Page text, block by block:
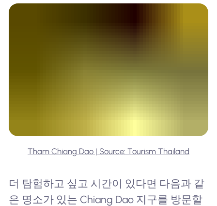
Tham Chiang Dao | Source: Tourism Thailand
더 탐험하고 싶고 시간이 있다면 다음과 같
은 명소가 있는 Chiang Dao 지구를 방문할